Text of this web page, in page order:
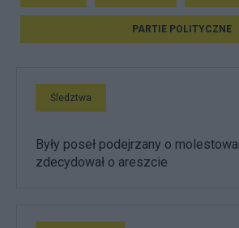
PARTIE POLITYCZNE
Śledztwa
Były poseł podejrzany o
zdecydował o areszcie